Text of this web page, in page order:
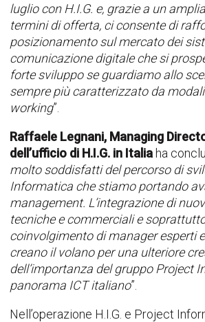
luglio con H.I.G. e, grazie a un
termini di offerta, ci consente di
posizionamento sul mercato dei
comunicazione digitale che si
forte sviluppo se guardiamo allo
sempre più caratterizzato da
working”.
Raffaele Legnani, Managing
dell’ufficio di H.I.G. in Italiaha
molto soddisfatti del percorso di
Informatica che stiamo portando
management. L’integrazione di
tecniche e commerciali e
coinvolgimento di manager esperti
creano il volano per una ulteriore
dell’importanza del gruppo Project
panorama ICT italiano”.
Nell’operazione H.I.G. e Project